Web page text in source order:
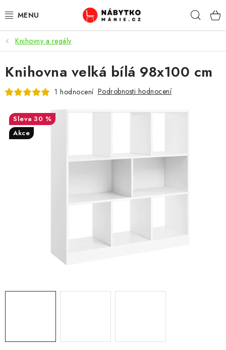
na
OBÝVACÍ POKOJ
KUCHYŇ A JÍDELNA
LOŽNICE
DĚTSKÝ POKOJ
DOPLŇKY A DEKORACE
Knihovny a regály
Knihovna velká bílá 98x100 cm
1 hodnocení Podrobnosti hodnocení
30 %
Akce